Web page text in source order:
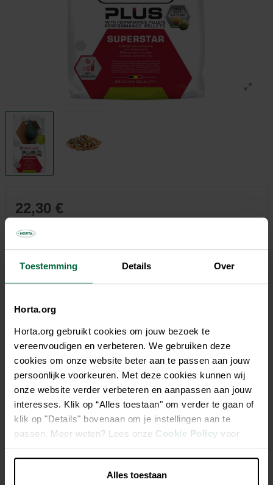
Toestemming Details Over
Horta.org
Horta.org gebruikt cookies om jouw bezoek te
vereenvoudigen en verbeteren. We gebruiken deze
cookies om onze website beter aan te passen aan jouw
persoonlijke voorkeuren. Met deze cookies kunnen wij
onze website verder verbeteren en aanpassen aan jouw
interesses. Klik op “Alles toestaan" om verder te gaan of
klik op "Details" bovenaan om je instellingen aan te
passen. Meer weten? Lees onze Cookie Policy voor
meer informatie.
Alles toestaan
22,30 €
Tous les magasins n'ont pas la même gamme
Description
Mélange complet de sport, pour le veuvage
Aliment complet pour pigeons; protège les muscles contre
Avec du petit maïs cribs Français et une teneur idéale en
matières grasses